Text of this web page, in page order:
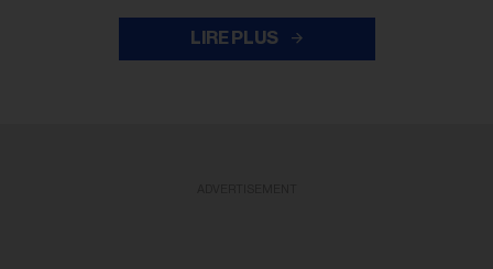
LIRE PLUS